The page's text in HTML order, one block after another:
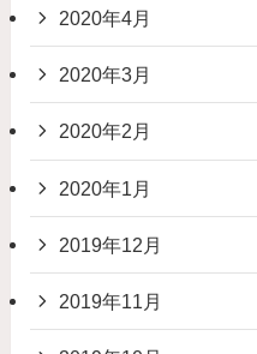
2020年4月
2020年3月
2020年2月
2020年1月
2019年12月
2019年11月